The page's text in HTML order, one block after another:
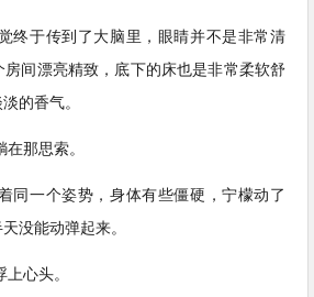
于传到了大脑里，眼睛并不是非常清
间漂亮精致，底下的床也是非常柔软舒
的香气。
那思索。
一个姿势，身体有些僵硬，宁檬动了
没能动弹起来。
心头。